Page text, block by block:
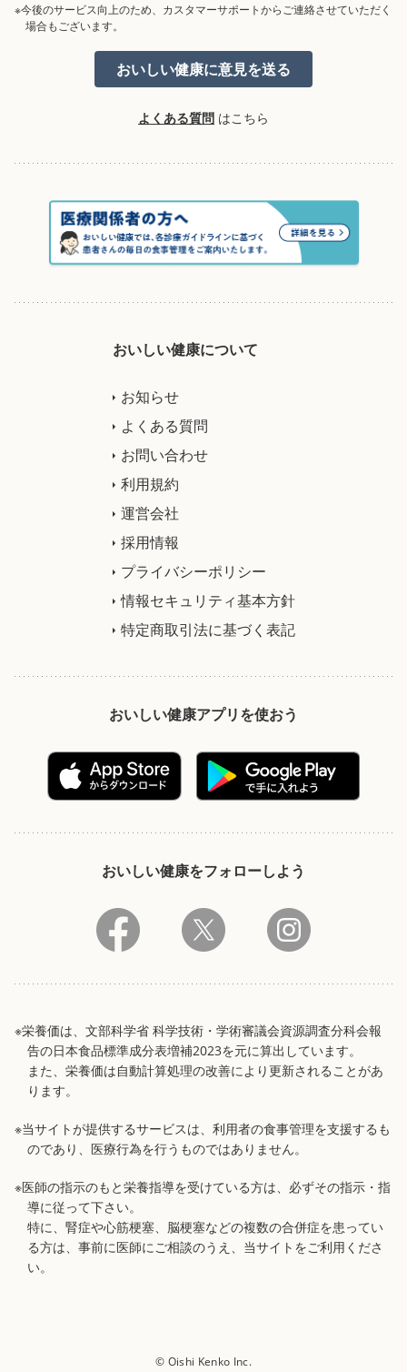
※今後のサービス向上のため、カスタマーサポートからご連絡させていただく
場合もございます。
よくある質問 はこちら
おいしい健康について
お知らせ
よくある質問
お問い合わせ
利用規約
運営会社
採用情報
プライバシーポリシー
情報セキュリティ基本方針
特定商取引法に基づく表記
おいしい健康アプリを使おう
おいしい健康をフォローしよう
※栄養価は、文部科学省 科学技術・学術審議会資源調査分科会報
告の日本食品標準成分表増補2023を元に算出しています。
また、栄養価は自動計算処理の改善により更新されることがあ
ります。
※当サイトが提供するサービスは、利用者の食事管理を支援するも
のであり、医療行為を行うものではありません。
※医師の指示のもと栄養指導を受けている方は、必ずその指示・指
導に従って下さい。
特に、腎症や心筋梗塞、脳梗塞などの複数の合併症を患ってい
る方は、事前に医師にご相談のうえ、当サイトをご利用くださ
い。
© Oishi Kenko Inc.